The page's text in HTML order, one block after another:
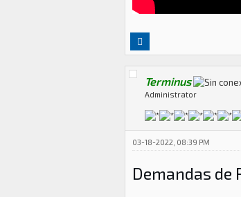
Terminus
Administrator
03-18-2022, 08:39 PM
Demandas de